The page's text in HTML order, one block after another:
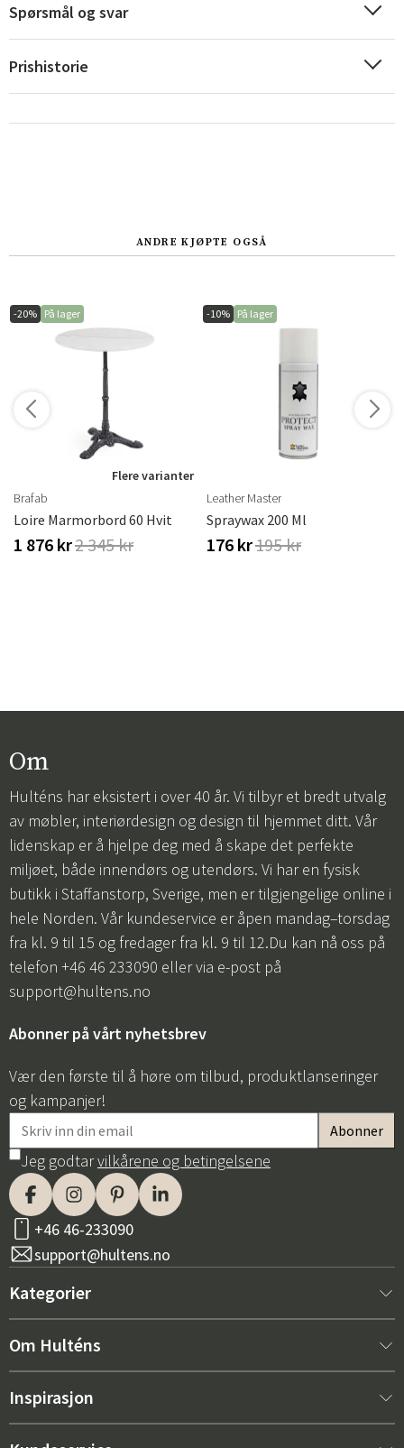
Spørsmål og svar
Prishistorie
ANDRE KJØPTE OGSÅ
-20% På lager
Flere varianter
Brafab
Loire Marmorbord 60 Hvit
1 876 kr2 345 kr
-10% På lager
Leather Master
Spraywax 200 Ml
176 kr195 kr
Om
Hulténs har eksistert i over 40 år. Vi tilbyr et bredt utvalg
av møbler, interiørdesign og design til hjemmet ditt. Vår
lidenskap er å hjelpe deg med å skape det perfekte
miljøet, både innendørs og utendørs. Vi har en fysisk
butikk i Staffanstorp, Sverige, men er tilgjengelige online i
hele Norden. Vår kundeservice er åpen mandag–torsdag
fra kl. 9 til 15 og fredager fra kl. 9 til 12.Du kan nå oss på
telefon +46 46 233090 eller via e-post på
support@hultens.no
Abonner på vårt nyhetsbrev
Vær den første til å høre om tilbud, produktlanseringer
og kampanjer!
Jeg godtarvilkårene og betingelsene
+46 46-233090
support@hultens.no
Kategorier
Nytt hos oss
Innredning
Om Hulténs
Om Hulténs
Inspirasjon